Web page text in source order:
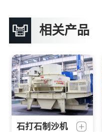
相关产品
石打石制沙机